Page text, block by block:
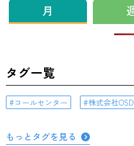
月
タグ一覧
コールセンター 株式会社OSD
もっとタグを見る